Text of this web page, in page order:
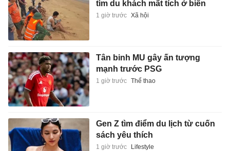
tìm du khách mất tích ở biển
1 giờ trước Xã hội
Tân binh MU gây ấn tượng
mạnh trước PSG
1 giờ trước Thể thao
Gen Z tìm điểm du lịch từ cuốn
sách yêu thích
1 giờ trước Lifestyle